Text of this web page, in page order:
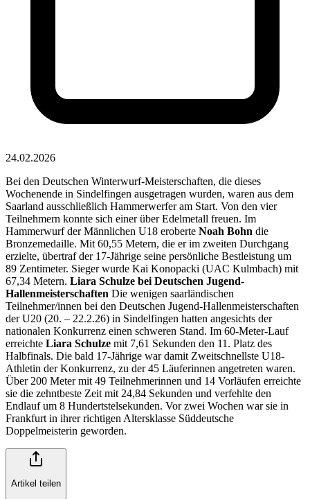
24.02.2026
Bei den Deutschen Winterwurf-Meisterschaften, die dieses
Wochenende in Sindelfingen ausgetragen wurden, waren aus dem
Saarland ausschließlich Hammerwerfer am Start. Von den vier
Teilnehmern konnte sich einer über Edelmetall freuen. Im
Hammerwurf der Männlichen U18 eroberte Noah Bohn die
Bronzemedaille. Mit 60,55 Metern, die er im zweiten Durchgang
erzielte, übertraf der 17-Jährige seine persönliche Bestleistung um
89 Zentimeter. Sieger wurde Kai Konopacki (UAC Kulmbach) mit
67,34 Metern. Liara Schulze bei Deutschen Jugend-
Hallenmeisterschaften Die wenigen saarländischen
Teilnehmer/innen bei den Deutschen Jugend-Hallenmeisterschaften
der U20 (20. – 22.2.26) in Sindelfingen hatten angesichts der
nationalen Konkurrenz einen schweren Stand. Im 60-Meter-Lauf
erreichte Liara Schulze mit 7,61 Sekunden den 11. Platz des
Halbfinals. Die bald 17-Jährige war damit Zweitschnellste U18-
Athletin der Konkurrenz, zu der 45 Läuferinnen angetreten waren.
Über 200 Meter mit 49 Teilnehmerinnen und 14 Vorläufen erreichte
sie die zehntbeste Zeit mit 24,84 Sekunden und verfehlte den
Endlauf um 8 Hundertstelsekunden. Vor zwei Wochen war sie in
Frankfurt in ihrer richtigen Altersklasse Süddeutsche
Doppelmeisterin geworden.
Artikel teilen